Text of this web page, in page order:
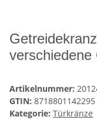
verschiedene
Artikelnummer:
GTIN: 8718801142295
Kategorie: Türkränze